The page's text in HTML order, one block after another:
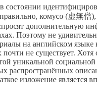
состоянии
комусо (虚無僧),
дополнительную
Поэтому не
на английском языке
почти не существует. Хотя
уникальной
распространённых
изложение является